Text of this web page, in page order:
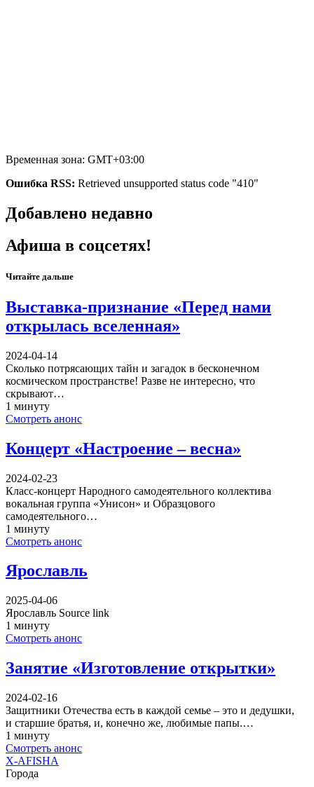
Временная зона: GMT+03:00
Ошибка RSS: Retrieved unsupported status code "410"
Добавлено недавно
Афиша в соцсетях!
Читайте дальше
Выставка-признание «Перед нами
открылась вселенная»
2024-04-14
Сколько потрясающих тайн и загадок в бесконечном
космическом пространстве! Разве не интересно, что
скрывают…
1 минуту
Смотреть анонс
Концерт «Настроение – весна»
2024-02-23
Класс-концерт Народного самодеятельного коллектива
вокальная группа «Унисон» и Образцового
самодеятельного…
1 минуту
Смотреть анонс
Ярославль
2025-04-06
Ярославль Source link
1 минуту
Смотреть анонс
Занятие «Изготовление открытки»
2024-02-16
Защитники Отечества есть в каждой семье – это и дедушки,
и старшие братья, и, конечно же, любимые папы.…
1 минуту
Смотреть анонс
X-AFISHA
Города